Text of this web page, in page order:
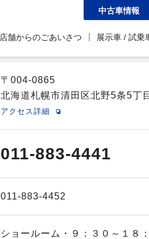
店舗からのごあいさつ 展示車 / 試乗
中古車情報
〒004-0865
北海道札幌市清田区北野5条5丁
アクセス詳細
011-883-4441
011-883-4452
ショールーム・９：３０～